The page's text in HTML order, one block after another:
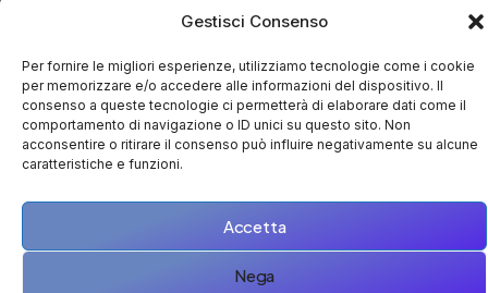
Gestisci Consenso
Per fornire le migliori esperienze, utilizziamo tecnologie come i cookie
per memorizzare e/o accedere alle informazioni del dispositivo. Il
consenso a queste tecnologie ci permetterà di elaborare dati come il
comportamento di navigazione o ID unici su questo sito. Non
acconsentire o ritirare il consenso può influire negativamente su alcune
caratteristiche e funzioni.
Accetta
Nega
e i marchi appartengono ai rispettivi proprietari.
Privacy Policy - Cookie Policy - Condizioni del
servizio- Mappa del sito